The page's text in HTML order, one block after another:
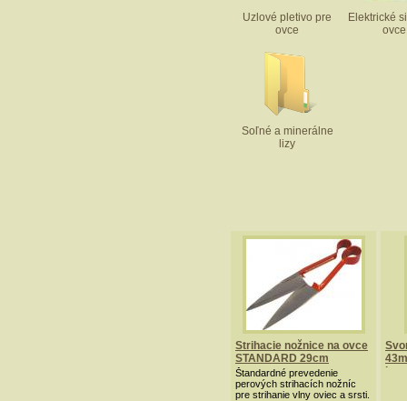
Uzlové pletivo pre
ovce
Elektrické
ovce
Soľné a minerálne
lizy
Strihacie nožnice na ovce
STANDARD 29cm
Štandardné prevedenie
perových strihacích nožníc
pre strihanie vlny oviec a srsti.
ks